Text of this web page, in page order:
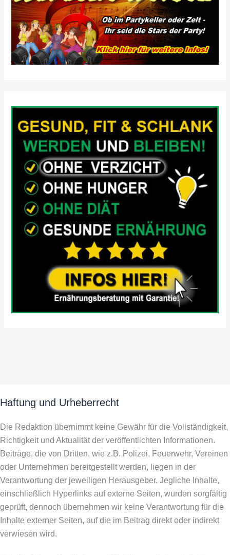
Haftung und Urheberrecht
Die Redaktion übernimmt keine Gewähr für die Vollständigkeit,
Richtigkeit und Aktualität der veröffentlichten Informationen.
Beiträge, die von Dritten, wie z.B. Polizei, Feuerwehr, Vereinen
oder Unternehmen bereitgestellt werden, liegen in der
Verantwortung der jeweiligen Herausgeber. Jegliche Inhalte,
einschließlich Hyperlinks auf externe Seiten, wurden sorgfältig
geprüft, dennoch übernehmen wir keine Verantwortung für die
Inhalte externer Seiten, auf die im Beitrag direkt oder indirekt
verwiesen wird.